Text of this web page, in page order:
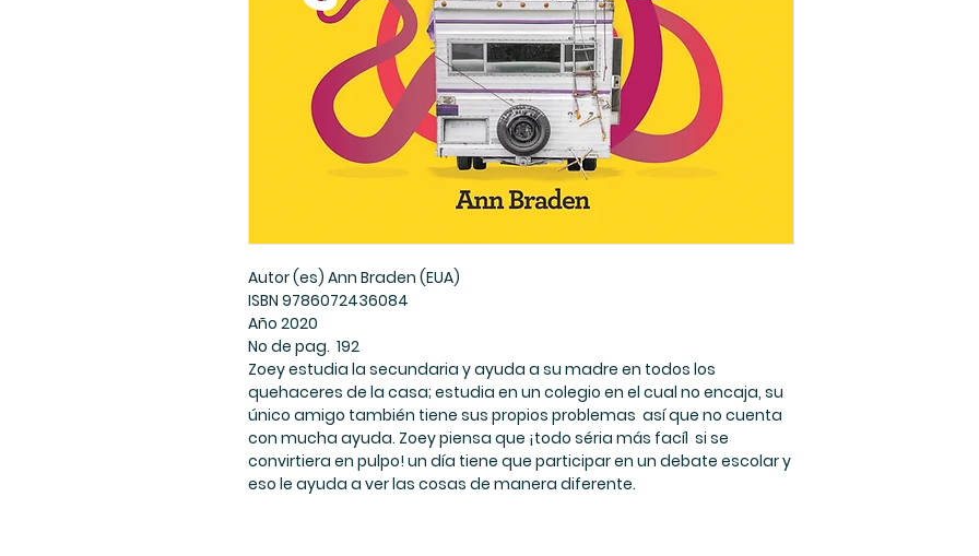
Autor (es) Ann Braden (EUA)
ISBN 9786072436084
Año 2020
No de pag. 192
Zoey estudia la secundaria y ayuda a su madre en todos los
quehaceres de la casa; estudia en un colegio en el cual no encaja, su
único amigo también tiene sus propios problemas así que no cuenta
con mucha ayuda. Zoey piensa que ¡todo séria más facíl si se
convirtiera en pulpo! un día tiene que participar en un debate escolar y
eso le ayuda a ver las cosas de manera diferente.